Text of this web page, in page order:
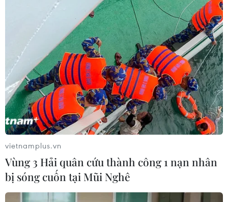
Dịch COVID-19: Hàn Quốc dỡ bỏ khuyến
cáo đặc biệt về đi lại
13/04/2022 09:27
Chính phủ Hàn Quốc ngày 13/4 thông báo quyết định
dỡ bỏ khuyến cáo đặc biệt áp dụng với tất cả hoạt
động đi lại với nước ngoài để phòng chống dịch
COVID-19.
vietnamplus.vn
Vùng 3 Hải quân cứu thành công 1 nạn nhân
bị sóng cuốn tại Mũi Nghê